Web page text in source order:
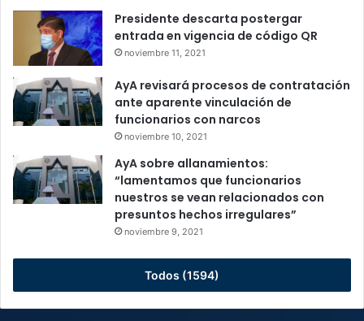
Presidente descarta postergar
entrada en vigencia de código QR
noviembre 11, 2021
AyA revisará procesos de contratación
ante aparente vinculación de
funcionarios con narcos
noviembre 10, 2021
AyA sobre allanamientos:
“lamentamos que funcionarios
nuestros se vean relacionados con
presuntos hechos irregulares”
noviembre 9, 2021
Todos (1594)